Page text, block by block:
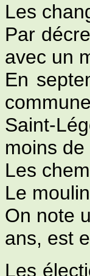
Les
Par
avec un
En
Saint-
moins de
Les
Le
On note
ans, est
Les